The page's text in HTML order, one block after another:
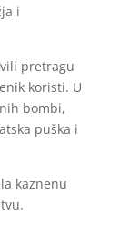
i
pretragu
koristi. U
bombi,
puška i
kaznenu